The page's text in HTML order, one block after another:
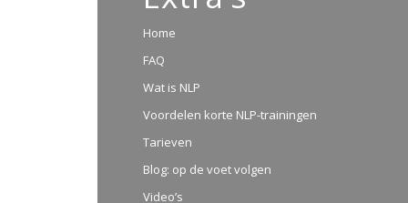
Home
FAQ
Wat is NLP
Voordelen korte NLP-trainingen
Tarieven
Blog: op de voet volgen
Video’s